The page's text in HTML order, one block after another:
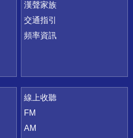
漢聲家族
交通指引
頻率資訊
線上收聽
FM
AM